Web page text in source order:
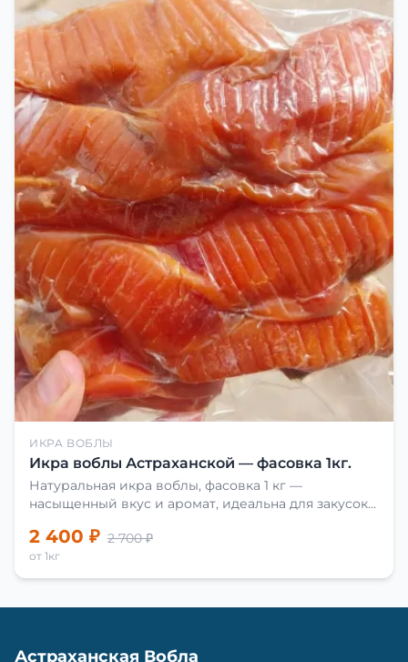
ИКРА ВОБЛЫ
Икра воблы Астраханской — фасовка 1кг.
Натуральная икра воблы, фасовка 1 кг —
насыщенный вкус и аромат, идеальна для закусок
2 400 ₽ 2 700 ₽
от 1кг
Астраханская Вобла